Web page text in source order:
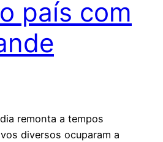
país com
remonta a tempos
diversos ocuparam a